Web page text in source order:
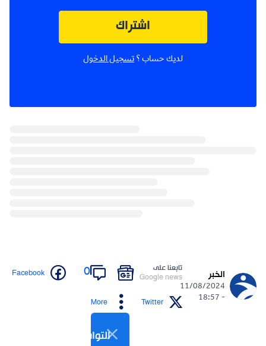
اشتراك
لديك حساب ؟ تسجيل الدخول
الخبر
11/08/2024
- 18:57
تابعنا على
Google news
0
Facebook
Twitter
More
التواصل الاجتماعي